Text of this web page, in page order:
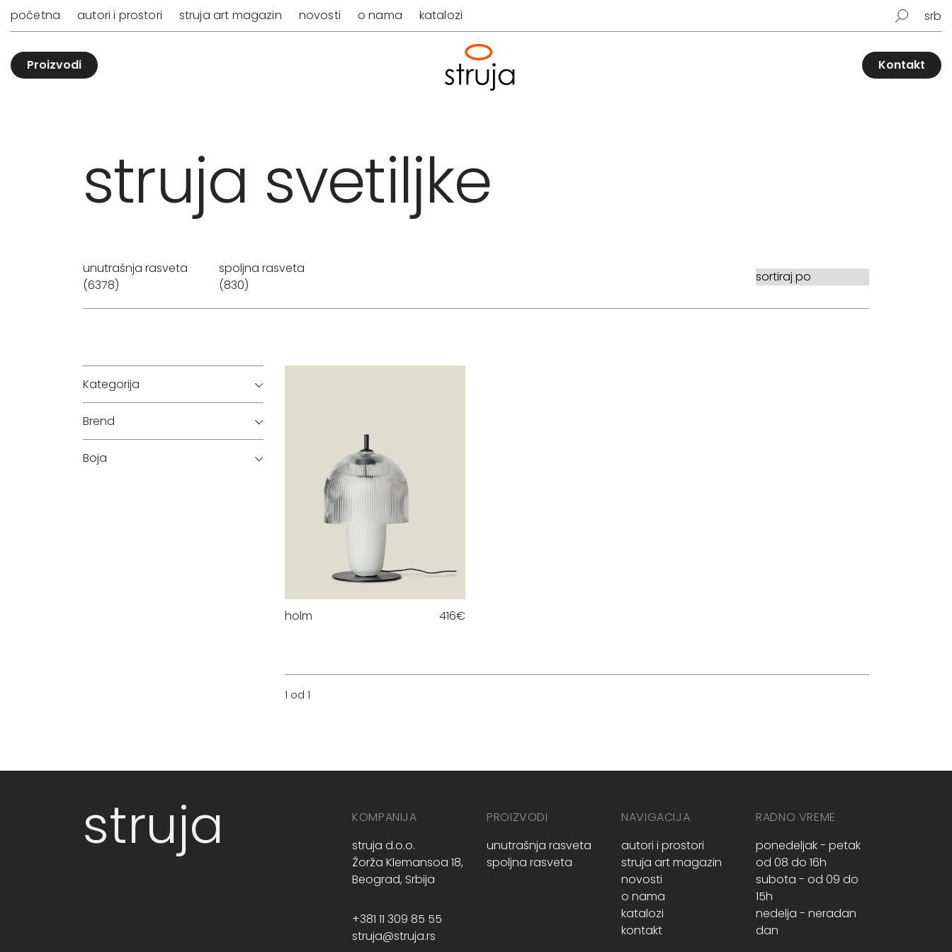
početna autori i prostori struja art magazin novosti o nama katalozi srb
Proizvodi Kontakt
struja svetiljke
unutrašnja rasveta
(6378)
spoljna rasveta
(830)
Kategorija
Brend
Boja
holm 416€
1 od 1
struja
KOMPANIJA
struja d.o.o.
Žorža Klemansoa 18,
Beograd, Srbija
+381 11 309 85 55
struja@struja.rs
PROIZVODI
unutrašnja rasveta
spoljna rasveta
NAVIGACIJA
autori i prostori
struja art magazin
novosti
o nama
katalozi
kontakt
RADNO VREME
ponedeljak - petak
od 08 do 16h
subota - od 09 do
15h
nedelja - neradan
dan